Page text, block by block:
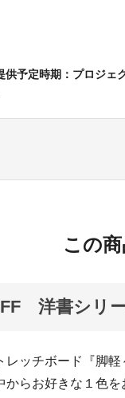
供予定時期：プロジェ
この
洋書シリ
ッチボード『脚軽
らお好きな１色を